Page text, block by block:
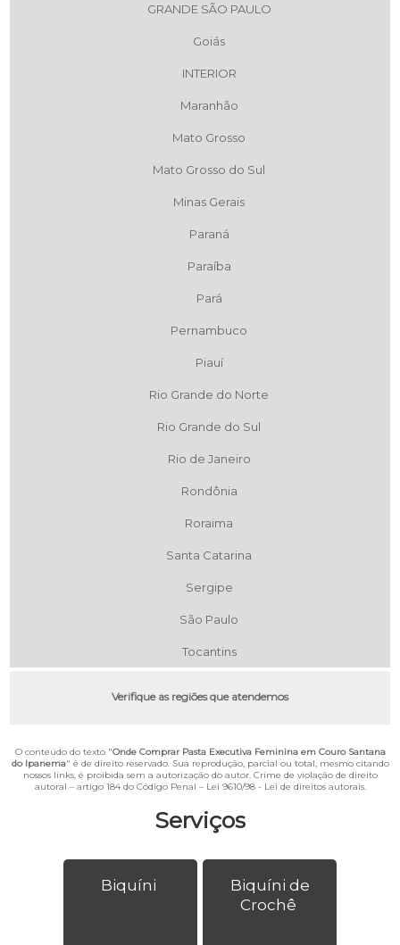
Serviços
Biquíni
Biquíni de
Crochê
GRANDE SÃO PAULO
Goiás
INTERIOR
Maranhão
Mato Grosso
Mato Grosso do Sul
Minas Gerais
Paraná
Paraíba
Pará
Pernambuco
Piauí
Rio Grande do Norte
Rio Grande do Sul
Rio de Janeiro
Rondônia
Roraima
Santa Catarina
Sergipe
São Paulo
Tocantins
Verifique as regiões que atendemos
O conteúdo do texto "Onde Comprar Pasta Executiva Feminina em Couro Santana
do Ipanema" é de direito reservado. Sua reprodução, parcial ou total, mesmo citando
nossos links, é proibida sem a autorização do autor. Crime de violação de direito
autoral – artigo 184 do Código Penal – Lei 9610/98 - Lei de direitos autorais.